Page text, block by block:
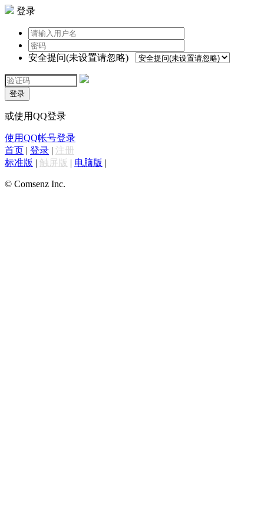
登录
安全提问(未设置请忽略)
登录
或使用QQ登录
使用QQ帐号登录
首页 | 登录 | 注册
标准版 | 触屏版 | 电脑版 |
© Comsenz Inc.